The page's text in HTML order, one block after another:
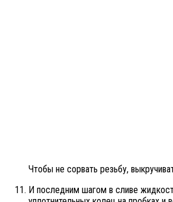
Чтобы не сорвать резьбу,
И последним шагом в сливе